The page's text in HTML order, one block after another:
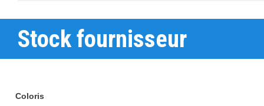
Stock fournisseur
Coloris